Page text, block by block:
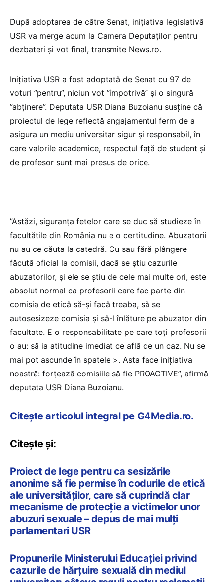
După adoptarea de către Senat, iniţiativa legislativă
USR va merge acum la Camera Deputaţilor pentru
dezbateri şi vot final, transmite News.ro.
Iniţiativa USR a fost adoptată de Senat cu 97 de
voturi ”pentru”, niciun vot ”împotrivă” şi o singură
”abţinere”. Deputata USR Diana Buzoianu susţine că
proiectul de lege reflectă angajamentul ferm de a
asigura un mediu universitar sigur şi responsabil, în
care valorile academice, respectul faţă de student şi
de profesor sunt mai presus de orice.
”Astăzi, siguranţa fetelor care se duc să studieze în
facultăţile din România nu e o certitudine. Abuzatorii
nu au ce căuta la catedră. Cu sau fără plângere
făcută oficial la comisii, dacă se ştiu cazurile
abuzatorilor, şi ele se ştiu de cele mai multe ori, este
absolut normal ca profesorii care fac parte din
comisia de etică să-şi facă treaba, să se
autosesizeze comisia şi să-l înlăture pe abuzator din
facultate. E o responsabilitate pe care toţi profesorii
o au: să ia atitudine imediat ce află de un caz. Nu se
mai pot ascunde în spatele >. Asta face iniţiativa
noastră: forţează comisiile să fie PROACTIVE”, afirmă
deputata USR Diana Buzoianu.
Citește articolul integral pe G4Media.ro.
Citește și:
Proiect de lege pentru ca sesizările
anonime să fie permise în codurile de etică
ale universităților, care să cuprindă clar
mecanisme de protecție a victimelor unor
abuzuri sexuale – depus de mai mulți
parlamentari USR
Propunerile Ministerului Educației privind
cazurile de hărțuire sexuală din mediul